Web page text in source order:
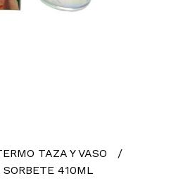
TAZA Y VASO
410ML